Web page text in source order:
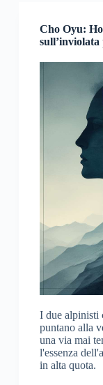
Cho Oyu:
sull’inviolata
I due alpinisti
puntano alla
una via mai
l'essenza
in alta quota.